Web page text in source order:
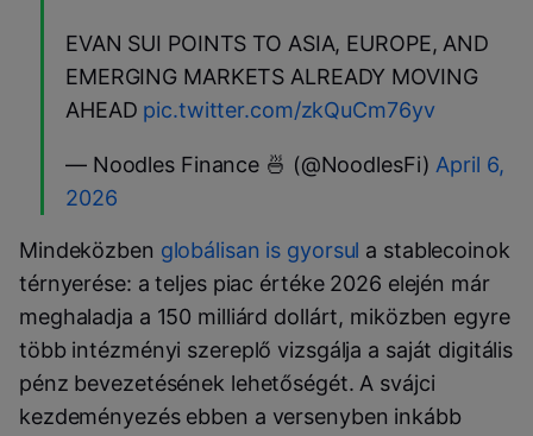
EVAN SUI POINTS TO ASIA, EUROPE, AND
EMERGING MARKETS ALREADY MOVING
AHEAD pic.twitter.com/zkQuCm76yv
— Noodles Finance 🍜 (@NoodlesFi) April 6,
2026
Mindeközben globálisan is gyorsul a stablecoinok
térnyerése: a teljes piac értéke 2026 elején már
meghaladja a 150 milliárd dollárt, miközben egyre
több intézményi szereplő vizsgálja a saját digitális
pénz bevezetésének lehetőségét. A svájci
kezdeményezés ebben a versenyben inkább